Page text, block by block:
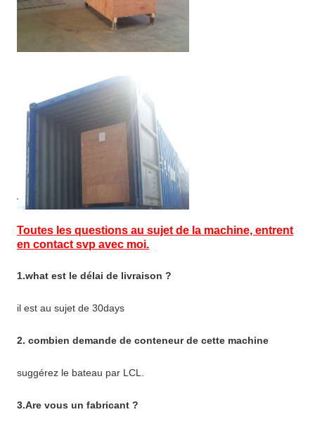
Toutes les questions au sujet de la machine, entrent
en contact svp avec moi.
1.what est le délai de livraison ?
il est au sujet de 30days
2. combien demande de conteneur de cette machine
suggérez le bateau par LCL.
3.Are vous un fabricant ?